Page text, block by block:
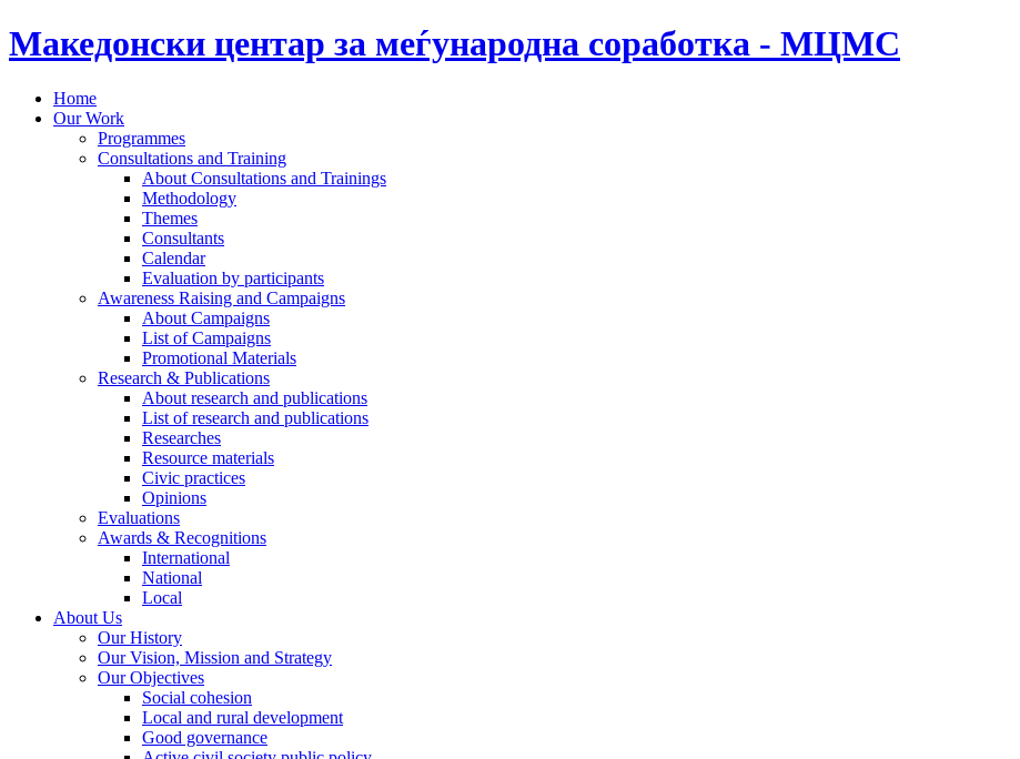
Македонски центар за меѓународна соработка - МЦМС
Home
Our Work
Programmes
Consultations and Training
About Consultations and Trainings
Methodology
Themes
Consultants
Calendar
Evaluation by participants
Awareness Raising and Campaigns
About Campaigns
List of Campaigns
Promotional Materials
Research & Publications
About research and publications
List of research and publications
Researches
Resource materials
Civic practices
Opinions
Evaluations
Awards & Recognitions
International
National
Local
About Us
Our History
Our Vision, Mission and Strategy
Our Objectives
Social cohesion
Local and rural development
Good governance